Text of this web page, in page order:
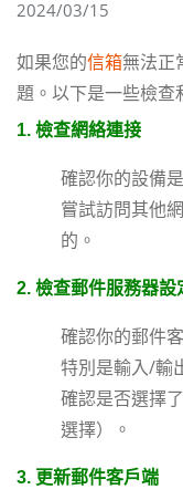
2024/03/15
如果您的信箱無法正
題。以下是一些檢查
1. 檢查網絡連接
確認你的設備
嘗試訪問其他
的。
2. 檢查郵件服務器設
確認你的郵件
特別是輸入/輸
確認是否選擇
選擇）。
3. 更新郵件客戶端